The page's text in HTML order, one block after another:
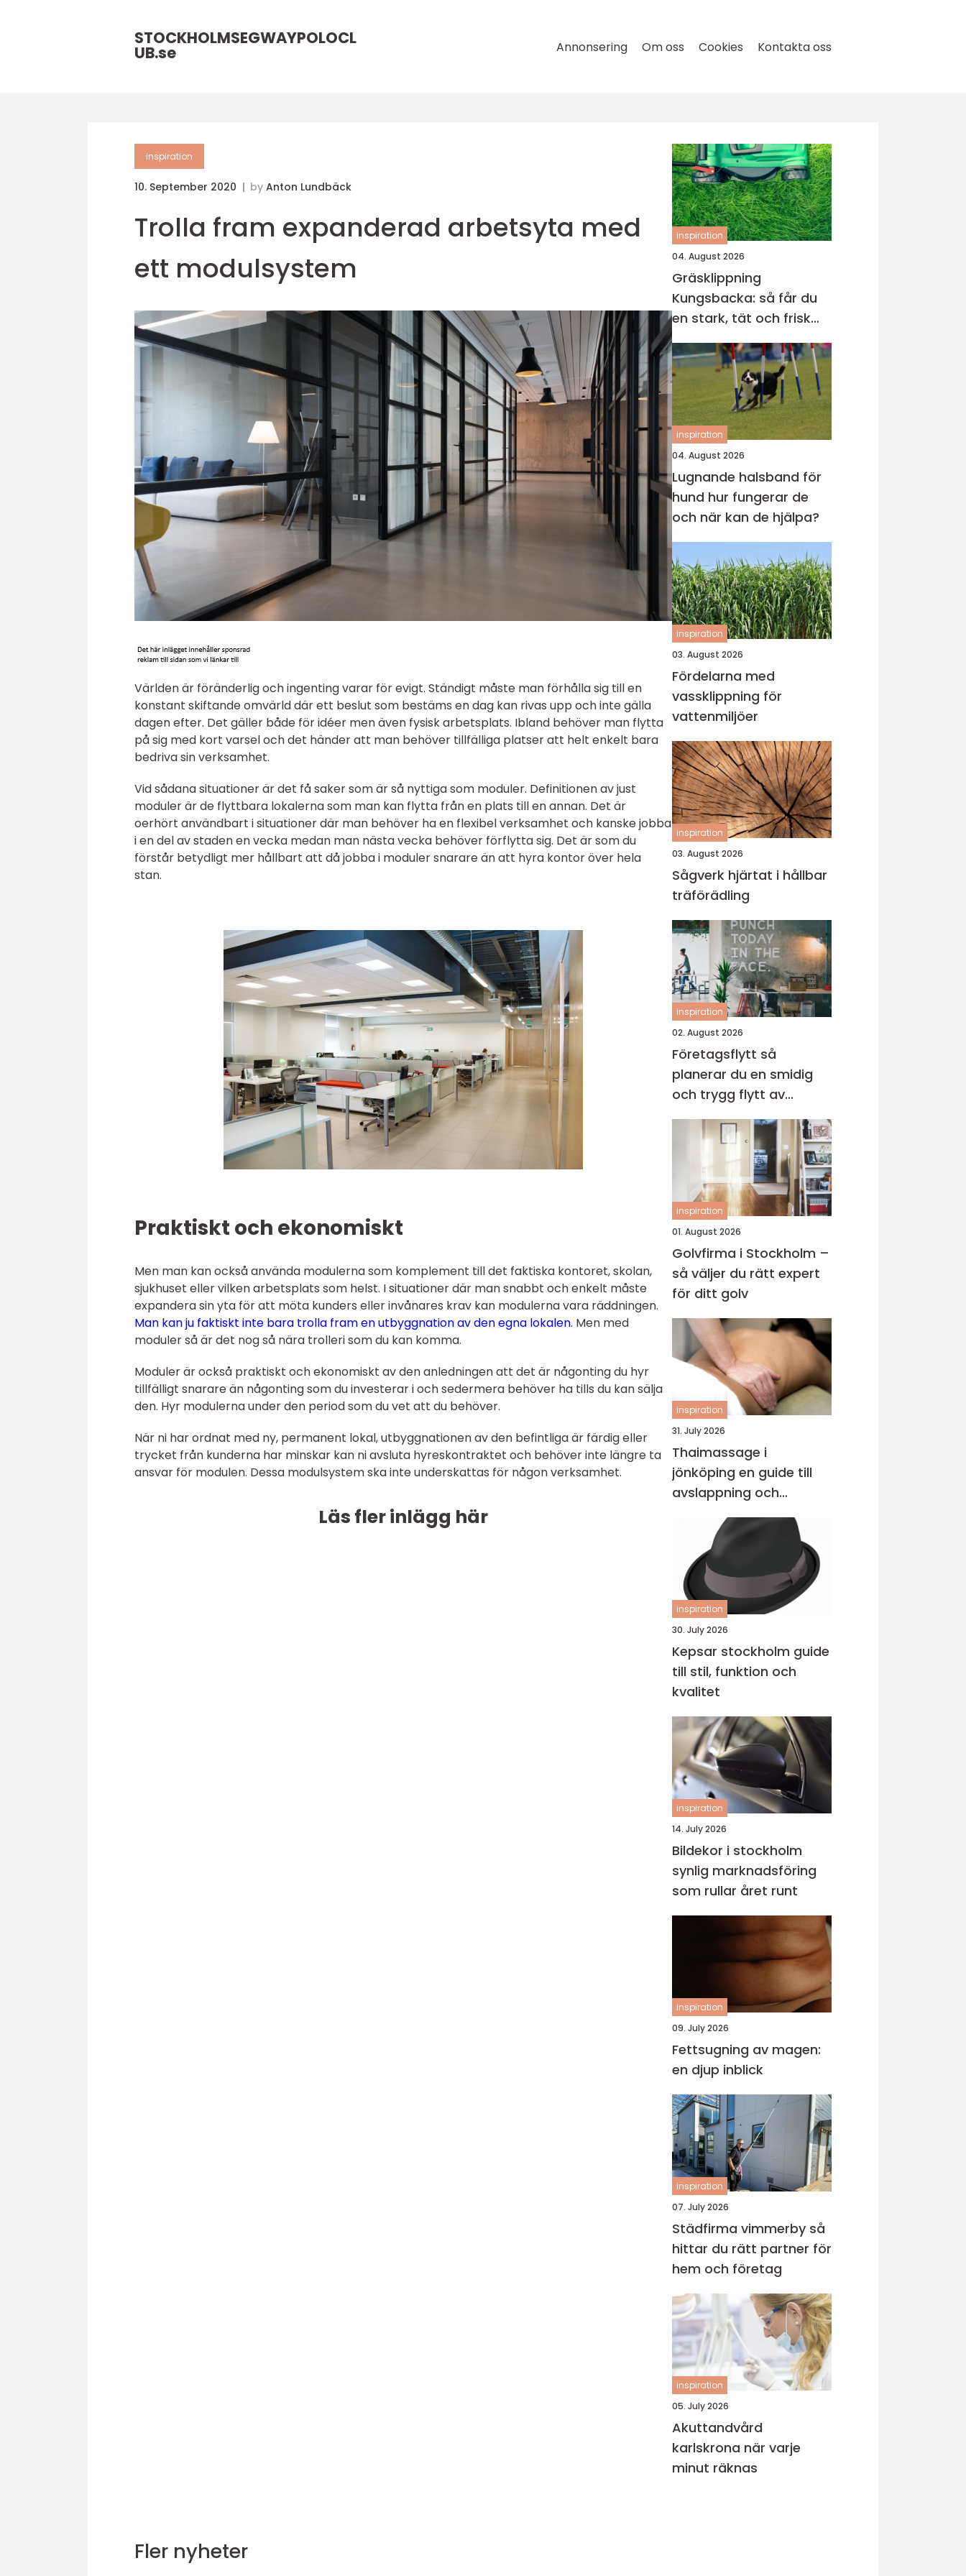
STOCKHOLMSEGWAYPOLOCL
UB.se Annonsering Om oss Cookies Kontakta oss
inspiration
10. September 2020 by Anton Lundbäck
Trolla fram expanderad arbetsyta med
ett modulsystem
Världen är föränderlig och ingenting varar för evigt. Ständigt måste man förhålla sig till en
konstant skiftande omvärld där ett beslut som bestäms en dag kan rivas upp och inte gälla
dagen efter. Det gäller både för idéer men även fysisk arbetsplats. Ibland behöver man flytta
på sig med kort varsel och det händer att man behöver tillfälliga platser att helt enkelt bara
bedriva sin verksamhet.
Vid sådana situationer är det få saker som är så nyttiga som moduler. Definitionen av just
moduler är de flyttbara lokalerna som man kan flytta från en plats till en annan. Det är
oerhört användbart i situationer där man behöver ha en flexibel verksamhet och kanske jobba
i en del av staden en vecka medan man nästa vecka behöver förflytta sig. Det är som du
förstår betydligt mer hållbart att då jobba i moduler snarare än att hyra kontor över hela
stan.
Praktiskt och ekonomiskt
Men man kan också använda modulerna som komplement till det faktiska kontoret, skolan,
sjukhuset eller vilken arbetsplats som helst. I situationer där man snabbt och enkelt måste
expandera sin yta för att möta kunders eller invånares krav kan modulerna vara räddningen.
Man kan ju faktiskt inte bara trolla fram en utbyggnation av den egna lokalen. Men med
moduler så är det nog så nära trolleri som du kan komma.
Moduler är också praktiskt och ekonomiskt av den anledningen att det är någonting du hyr
tillfälligt snarare än någonting som du investerar i och sedermera behöver ha tills du kan sälja
den. Hyr modulerna under den period som du vet att du behöver.
När ni har ordnat med ny, permanent lokal, utbyggnationen av den befintliga är färdig eller
trycket från kunderna har minskar kan ni avsluta hyreskontraktet och behöver inte längre ta
ansvar för modulen. Dessa modulsystem ska inte underskattas för någon verksamhet.
Läs fler inlägg här
inspiration
04. August 2026
Gräsklippning
Kungsbacka: så får du
en stark, tät och frisk
gräsmatta
inspiration
04. August 2026
Lugnande halsband för
hund hur fungerar de
och när kan de hjälpa?
inspiration
03. August 2026
Fördelarna med
vassklippning för
vattenmiljöer
inspiration
03. August 2026
Sågverk hjärtat i hållbar
träförädling
inspiration
02. August 2026
Företagsflytt så
planerar du en smidig
och trygg flytt av
verksamheten
inspiration
01. August 2026
Golvfirma i Stockholm –
så väljer du rätt expert
för ditt golv
inspiration
31. July 2026
Thaimassage i
jönköping en guide till
avslappning och
behandling
inspiration
30. July 2026
Kepsar stockholm guide
till stil, funktion och
kvalitet
inspiration
14. July 2026
Bildekor i stockholm
synlig marknadsföring
som rullar året runt
inspiration
09. July 2026
Fettsugning av magen:
en djup inblick
inspiration
07. July 2026
Städfirma vimmerby så
hittar du rätt partner för
hem och företag
inspiration
05. July 2026
Akuttandvård
karlskrona när varje
minut räknas
Fler nyheter